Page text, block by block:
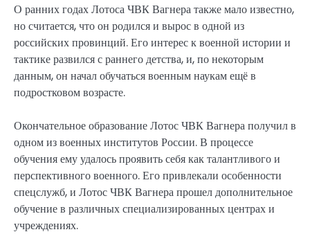
О ранних годах Лотоса ЧВК Вагнера также мало известно,
но считается, что он родился и вырос в одной из
российских провинций. Его интерес к военной истории и
тактике развился с раннего детства, и, по некоторым
данным, он начал обучаться военным наукам ещё в
подростковом возрасте.
Окончательное образование Лотос ЧВК Вагнера получил в
одном из военных институтов России. В процессе
обучения ему удалось проявить себя как талантливого и
перспективного военного. Его привлекали особенности
спецслужб, и Лотос ЧВК Вагнера прошел дополнительное
обучение в различных специализированных центрах и
учреждениях.